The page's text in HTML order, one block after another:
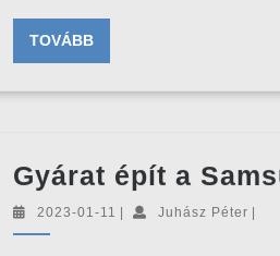
TOVÁBBTOVÁBB
Gyárat épít a
2023-01-11 2023-
| Juhász Péter |